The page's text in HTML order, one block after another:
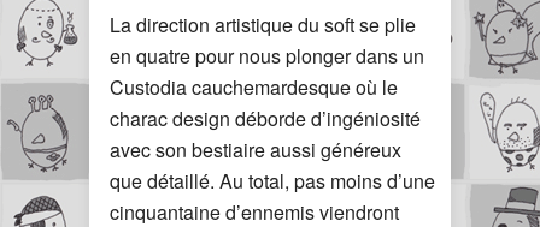
La direction artistique du soft se plie
en quatre pour nous plonger dans un
Custodia cauchemardesque où le
charac design déborde d’ingéniosité
avec son bestiaire aussi généreux
que détaillé. Au total, pas moins d’une
cinquantaine d’ennemis viendront